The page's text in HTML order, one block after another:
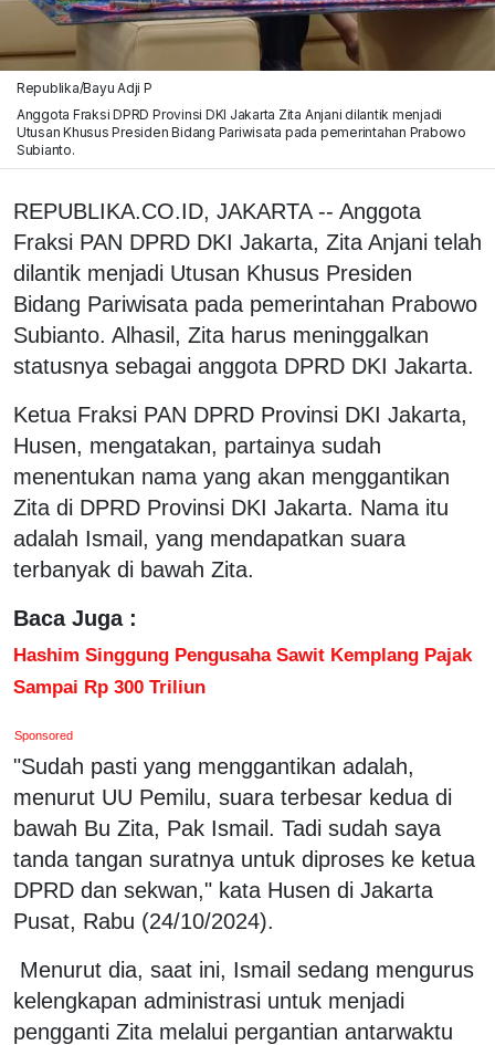
Republika/Bayu Adji P
Anggota Fraksi DPRD Provinsi DKI Jakarta Zita Anjani dilantik menjadi
Utusan Khusus Presiden Bidang Pariwisata pada pemerintahan Prabowo
Subianto.
REPUBLIKA.CO.ID, JAKARTA -- Anggota
Fraksi PAN DPRD DKI Jakarta, Zita Anjani telah
dilantik menjadi Utusan Khusus Presiden
Bidang Pariwisata pada pemerintahan Prabowo
Subianto. Alhasil, Zita harus meninggalkan
statusnya sebagai anggota DPRD DKI Jakarta.
Ketua Fraksi PAN DPRD Provinsi DKI Jakarta,
Husen, mengatakan, partainya sudah
menentukan nama yang akan menggantikan
Zita di DPRD Provinsi DKI Jakarta. Nama itu
adalah Ismail, yang mendapatkan suara
terbanyak di bawah Zita.
Baca Juga :
Hashim Singgung Pengusaha Sawit Kemplang Pajak
Sampai Rp 300 Triliun
Sponsored
"Sudah pasti yang menggantikan adalah,
menurut UU Pemilu, suara terbesar kedua di
bawah Bu Zita, Pak Ismail. Tadi sudah saya
tanda tangan suratnya untuk diproses ke ketua
DPRD dan sekwan," kata Husen di Jakarta
Pusat, Rabu (24/10/2024).
Menurut dia, saat ini, Ismail sedang mengurus
kelengkapan administrasi untuk menjadi
pengganti Zita melalui pergantian antarwaktu